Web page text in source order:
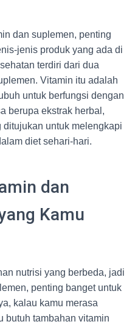
dan suplemen, penting
jenis produk yang ada di
terdiri dari dua
Vitamin itu adalah
untuk berfungsi dengan
berupa ekstrak herbal,
untuk melengkapi
diet sehari-hari.
dan
Kamu
nutrisi yang berbeda, jadi
penting banget untuk
kalau kamu merasa
butuh tambahan vitamin